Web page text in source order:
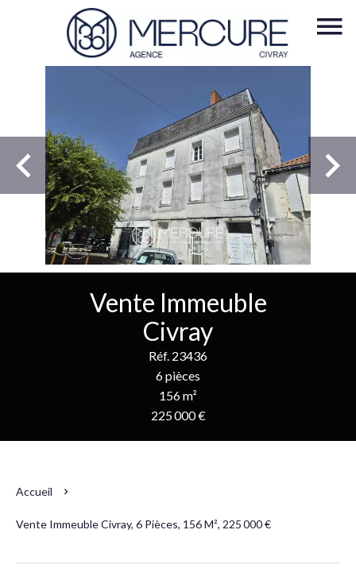
Vente Immeuble
Civray
Réf. 23436
6 pièces
156 m²
225 000 €
Accueil
Vente Immeuble Civray, 6 Pièces, 156 M², 225 000 €